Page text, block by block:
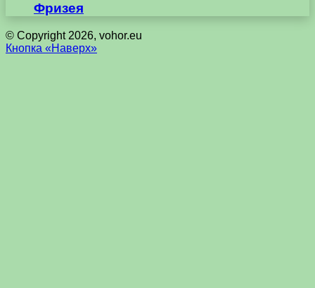
Фризея
© Copyright 2026, vohor.eu
Кнопка «Наверх»